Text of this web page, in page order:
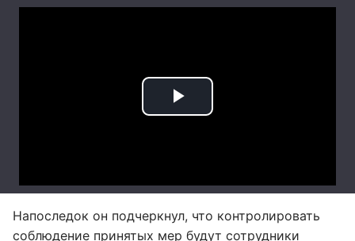
Напоследок он подчеркнул, что контролировать
соблюдение принятых мер будут сотрудники